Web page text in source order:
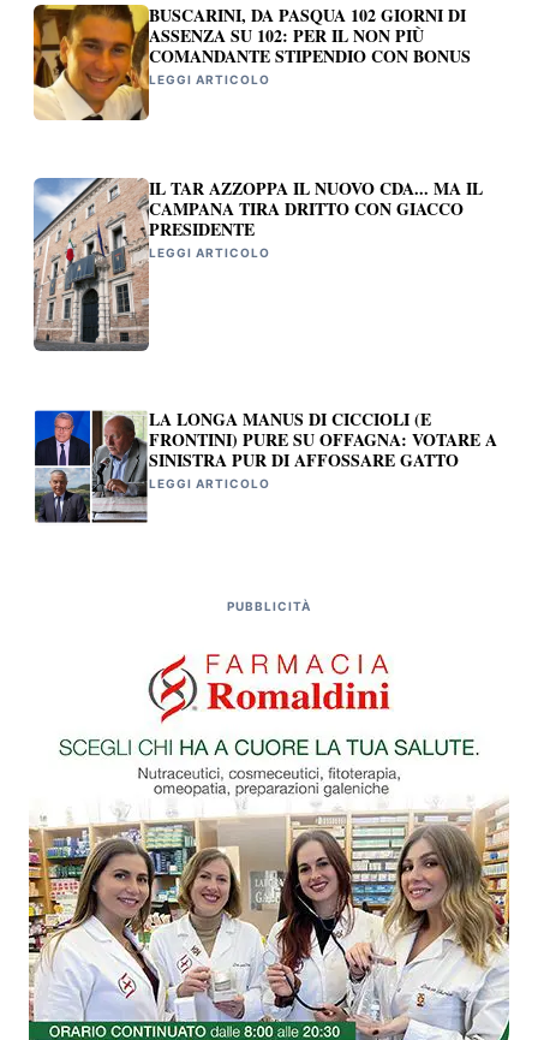
BUSCARINI, DA PASQUA 102 GIORNI DI
ASSENZA SU 102: PER IL NON PIÙ
COMANDANTE STIPENDIO CON BONUS
LEGGI ARTICOLO
IL TAR AZZOPPA IL NUOVO CDA... MA IL
CAMPANA TIRA DRITTO CON GIACCO
PRESIDENTE
LEGGI ARTICOLO
LA LONGA MANUS DI CICCIOLI (E
FRONTINI) PURE SU OFFAGNA: VOTARE A
SINISTRA PUR DI AFFOSSARE GATTO
LEGGI ARTICOLO
PUBBLICITÀ